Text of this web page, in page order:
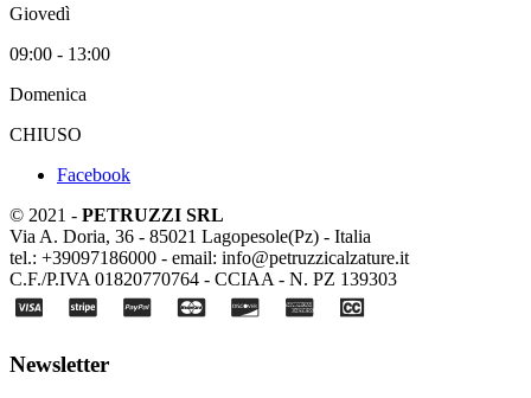
Giovedì
09:00 - 13:00
Domenica
CHIUSO
Facebook
© 2021 - PETRUZZI SRL
Via A. Doria, 36 - 85021 Lagopesole(Pz) - Italia
tel.: +39097186000 - email: info@petruzzicalzature.it
C.F./P.IVA 01820770764 - CCIAA - N. PZ 139303
Newsletter